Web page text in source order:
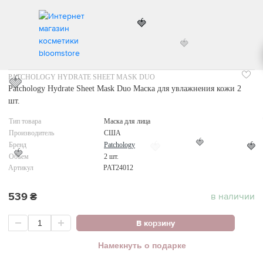
МАСКА ДЛЯ ЛИЦА
PATCHOLOGY HYDRATE SHEET MASK DUO
Patchology Hydrate Sheet Mask Duo Маска для увлажнения кожи 2
шт.
Тип товара
Маска для лица
Производитель
США
Бренд
Patchology
Объем
2 шт.
Артикул
PAT24012
539₴ в наличии
В корзину
Намекнуть о подарке
🍓
🍓 🍓
🍓
🍓
🍓